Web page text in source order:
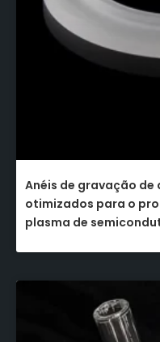
Anéis de gravação
otimizados para o
plasma de